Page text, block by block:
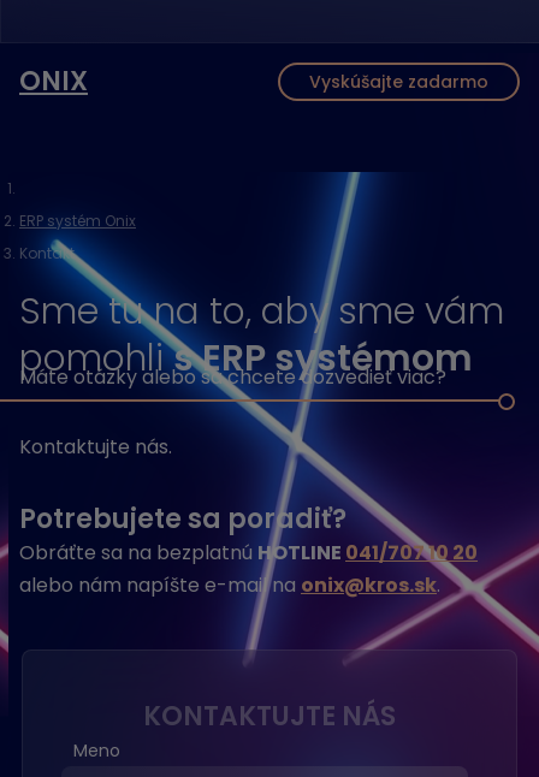
ONIX Vyskúšajte zadarmo
ERP systém Onix
Kontakt
Sme tu na to, aby sme vám
pomohlis ERP systémom
Máte otázky alebo sa chcete dozvedieť viac?
Kontaktujte nás.
Potrebujete sa poradiť?
Obráťte sa na bezplatnú HOTLINE 041/707 10 20
alebo nám napíšte e-mail na onix@kros.sk.
KONTAKTUJTE NÁS
Meno